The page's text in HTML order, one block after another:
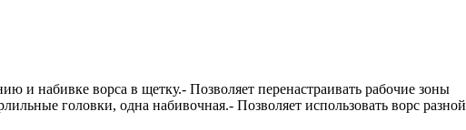
и набивке ворса в щетку.- Позволяет перенастраивать рабочие зоны
головки, одна набивочная.- Позволяет использовать ворс разной